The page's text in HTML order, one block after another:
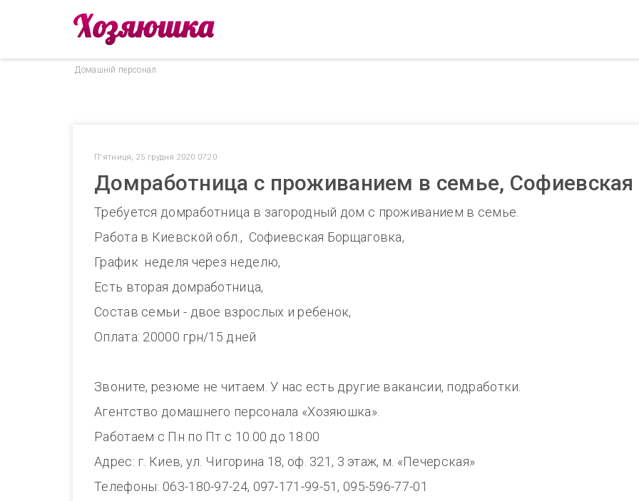
Домашнiй персонал
П'ятниця, 25 грудня 2020 07:20
Домработница с проживанием в семье,
Требуется домработница в загородный дом с проживанием в семье.
Работа в Киевской обл., Софиевская Борщаговка,
График неделя через неделю,
Есть вторая домработница,
Состав семьи - двое взрослых и ребенок,
Оплата: 20000 грн/15 дней
Звоните, резюме не читаем. У нас есть другие вакансии, подработки.
Агентство домашнего персонала «Хозяюшка».
Работаем с Пн по Пт с 10.00 до 18.00
Адрес: г. Киев, ул. Чигорина 18, оф. 321, 3 этаж, м. «Печерская»
Телефоны: 063-180-97-24, 097-171-99-51, 095-596-77-01